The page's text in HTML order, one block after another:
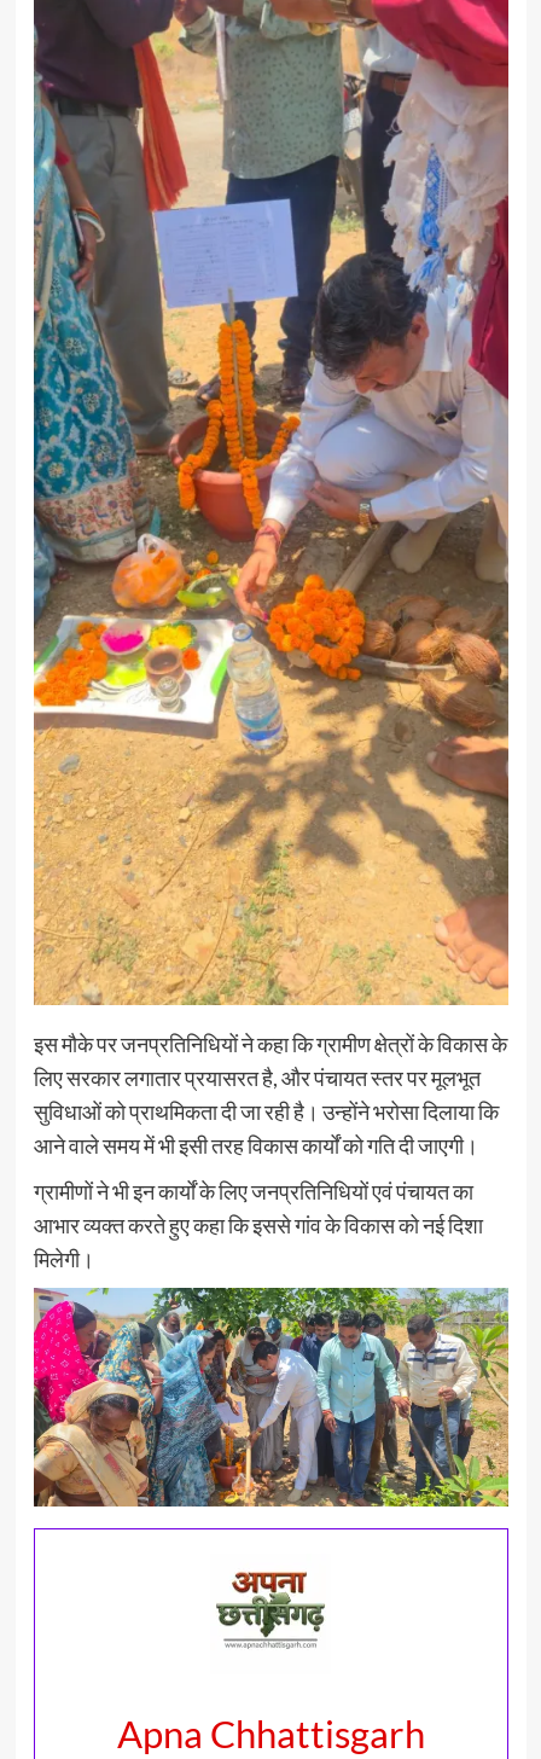
इस मौके पर जनप्रतिनिधियों ने कहा कि ग्रामीण क्षेत्रों के विकास के
लिए सरकार लगातार प्रयासरत है, और पंचायत स्तर पर मूलभूत
सुविधाओं को प्राथमिकता दी जा रही है। उन्होंने भरोसा दिलाया कि
आने वाले समय में भी इसी तरह विकास कार्यों को गति दी जाएगी।
ग्रामीणों ने भी इन कार्यों के लिए जनप्रतिनिधियों एवं पंचायत का
आभार व्यक्त करते हुए कहा कि इससे गांव के विकास को नई दिशा
मिलेगी।
Apna Chhattisgarh